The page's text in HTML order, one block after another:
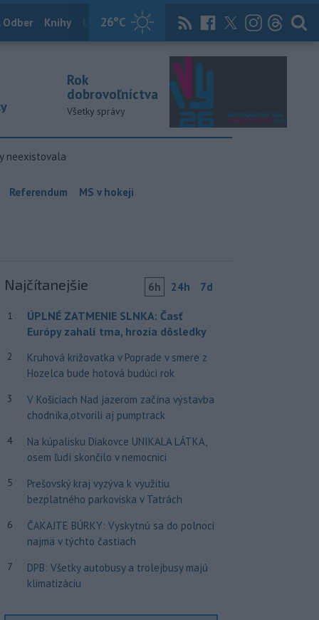
26°C
Odber Knihy Útulkovo Magazín News Now Archív
Rok
dobrovoľníctva
Všetky správy
neexistovala
Referendum MS v hokeji
Najčítanejšie 6h 24h 7d
1
ÚPLNÉ ZATMENIE SLNKA: Časť
Európy zahalí tma, hrozia dôsledky
2
Kruhová križovatka v Poprade v smere z
Hozelca bude hotová budúci rok
3
V Košiciach Nad jazerom začína výstavba
chodníka,otvorili aj pumptrack
4
Na kúpalisku Diakovce UNIKALA LÁTKA,
osem ľudí skončilo v nemocnici
5
Prešovský kraj vyzýva k využitiu
bezplatného parkoviska v Tatrách
6
ČAKAJTE BÚRKY: Vyskytnú sa do polnoci
najmä v týchto častiach
7
DPB: Všetky autobusy a trolejbusy majú
klimatizáciu